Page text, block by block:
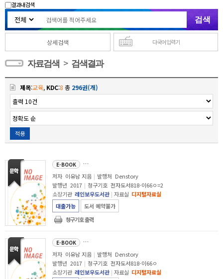
결과내 검색
상세검색 다국어 입력기
자료검색 > 검색결과
제목:교육, KDC:8 총 296권(개)
적용
E-BOOK
저자 이유남 지음 | 발행처 Denstory
발행년 2017 | 청구기호 전자도서818-이66ㅇ=2
소장기관 레인보우도서관 | 자료실 디지털자료실
대출가능
도서 예약불가
청구기호 출력
E-BOOK
저자 이유남 지음 | 발행처 Denstory
발행년 2017 | 청구기호 전자도서818-이66ㅇ
소장기관 레인보우도서관 | 자료실 디지털자료실